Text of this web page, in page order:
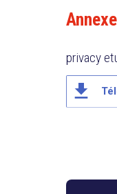
privacy
file_download